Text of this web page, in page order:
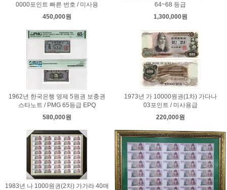
0000포인트 빠른 번호 / 미사용
450,000원
64~68 등급
1,300,000원
1962년 한국은행 영제 5원권 보충권
스타노트 / PMG 65등급 EPQ
580,000원
1973년 가 10000원권(1차) 가다나
03포인트 / 미사용급
220,000원
1983년 나 1000원권(2차) 가가라 40매